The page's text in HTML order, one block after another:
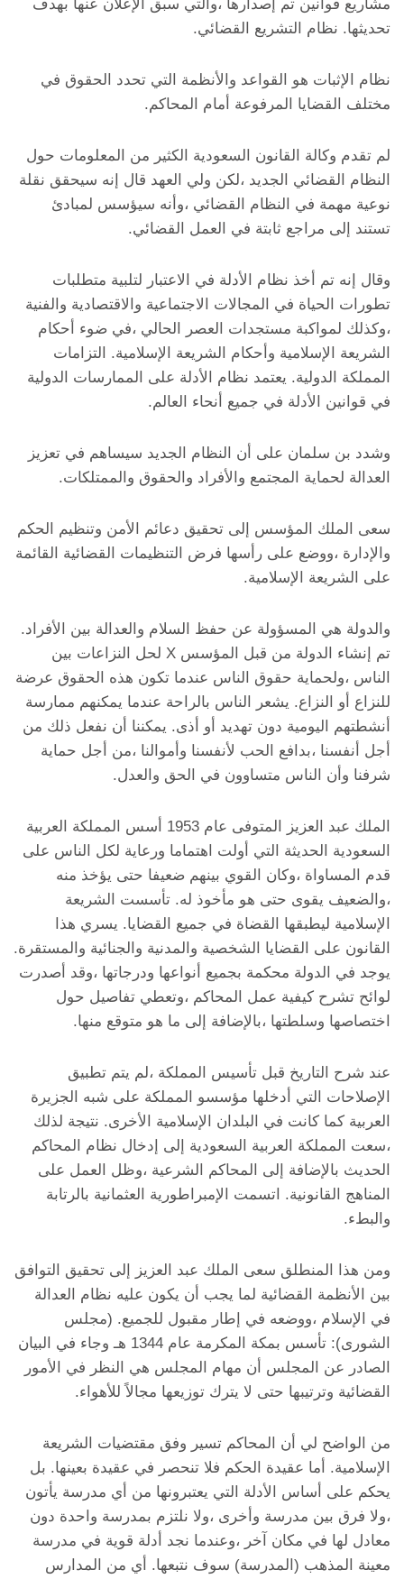
مشاريع قوانين تم إصدارها ،والتي سبق الإعلان عنها بهدف
تحديثها. نظام التشريع القضائي.
نظام الإثبات هو القواعد والأنظمة التي تحدد الحقوق في
مختلف القضايا المرفوعة أمام المحاكم.
لم تقدم وكالة القانون السعودية الكثير من المعلومات حول
النظام القضائي الجديد ،لكن ولي العهد قال إنه سيحقق نقلة
نوعية مهمة في النظام القضائي ،وأنه سيؤسس لمبادئ
تستند إلى مراجع ثابتة في العمل القضائي.
وقال إنه تم أخذ نظام الأدلة في الاعتبار لتلبية متطلبات
تطورات الحياة في المجالات الاجتماعية والاقتصادية والفنية
،وكذلك لمواكبة مستجدات العصر الحالي ،في ضوء أحكام
الشريعة الإسلامية وأحكام الشريعة الإسلامية. التزامات
المملكة الدولية. يعتمد نظام الأدلة على الممارسات الدولية
في قوانين الأدلة في جميع أنحاء العالم.
وشدد بن سلمان على أن النظام الجديد سيساهم في تعزيز
العدالة لحماية المجتمع والأفراد والحقوق والممتلكات.
سعى الملك المؤسس إلى تحقيق دعائم الأمن وتنظيم الحكم
والإدارة ،ووضع على رأسها فرض التنظيمات القضائية القائمة
على الشريعة الإسلامية.
والدولة هي المسؤولة عن حفظ السلام والعدالة بين الأفراد.
تم إنشاء الدولة من قبل المؤسس X لحل النزاعات بين
الناس ،ولحماية حقوق الناس عندما تكون هذه الحقوق عرضة
للنزاع أو النزاع. يشعر الناس بالراحة عندما يمكنهم ممارسة
أنشطتهم اليومية دون تهديد أو أذى. يمكننا أن نفعل ذلك من
أجل أنفسنا ،بدافع الحب لأنفسنا وأموالنا ،من أجل حماية
شرفنا وأن الناس متساوون في الحق والعدل.
الملك عبد العزيز المتوفى عام 1953 أسس المملكة العربية
السعودية الحديثة التي أولت اهتماما ورعاية لكل الناس على
قدم المساواة ،وكان القوي بينهم ضعيفا حتى يؤخذ منه
،والضعيف يقوى حتى هو مأخوذ له. تأسست الشريعة
الإسلامية ليطبقها القضاة في جميع القضايا. يسري هذا
القانون على القضايا الشخصية والمدنية والجنائية والمستقرة.
يوجد في الدولة محكمة بجميع أنواعها ودرجاتها ،وقد أصدرت
لوائح تشرح كيفية عمل المحاكم ،وتعطي تفاصيل حول
اختصاصها وسلطتها ،بالإضافة إلى ما هو متوقع منها.
عند شرح التاريخ قبل تأسيس المملكة ،لم يتم تطبيق
الإصلاحات التي أدخلها مؤسسو المملكة على شبه الجزيرة
العربية كما كانت في البلدان الإسلامية الأخرى. نتيجة لذلك
،سعت المملكة العربية السعودية إلى إدخال نظام المحاكم
الحديث بالإضافة إلى المحاكم الشرعية ،وظل العمل على
المناهج القانونية. اتسمت الإمبراطورية العثمانية بالرتابة
والبطء.
ومن هذا المنطلق سعى الملك عبد العزيز إلى تحقيق التوافق
بين الأنظمة القضائية لما يجب أن يكون عليه نظام العدالة
في الإسلام ،ووضعه في إطار مقبول للجميع. (مجلس
الشورى): تأسس بمكة المكرمة عام 1344 هـ وجاء في البيان
الصادر عن المجلس أن مهام المجلس هي النظر في الأمور
القضائية وترتيبها حتى لا يترك توزيعها مجالاً للأهواء.
من الواضح لي أن المحاكم تسير وفق مقتضيات الشريعة
الإسلامية. أما عقيدة الحكم فلا تنحصر في عقيدة بعينها. بل
يحكم على أساس الأدلة التي يعتبرونها من أي مدرسة يأتون
،ولا فرق بين مدرسة وأخرى ،ولا نلتزم بمدرسة واحدة دون
معادل لها في مكان آخر ،وعندما نجد أدلة قوية في مدرسة
معينة المذهب (المدرسة) سوف نتبعها. أي من المدارس